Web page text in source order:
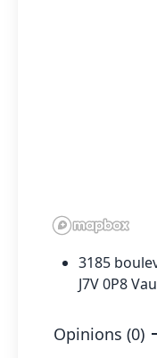
3185
J7V 0P8
Opinions (0)